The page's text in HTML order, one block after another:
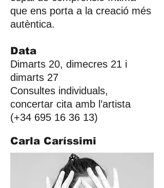
que ens porta a la creació més
autèntica.
Data
Dimarts 20, dimecres 21 i
dimarts 27
Consultes individuals,
concertar cita amb l’artista
(+34 695 16 36 13)
Carla Caríssimi